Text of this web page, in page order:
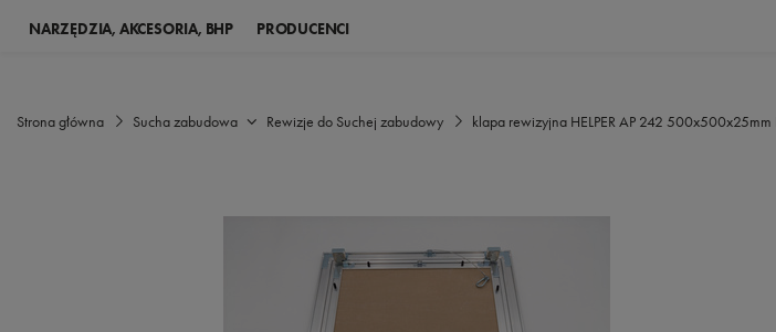
NARZĘDZIA, AKCESORIA, BHP PRODUCENCI
Strona główna Sucha zabudowa Rewizje do Suchej zabudowy klapa rewizyjna HELPER AP 242